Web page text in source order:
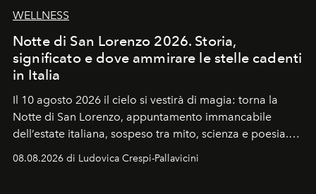
WELLNESS
Notte di San Lorenzo 2026. Storia,
significato e dove ammirare le stelle cadenti
in Italia
Il 10 agosto 2026 il cielo si vestirà di magia: torna la
Notte di San Lorenzo, appuntamento immancabile
dell’estate italiana, sospeso tra mito, scienza e poesia.
Sarà il momento in cui gli occhi si alzano verso la volta
celeste per seguire il passaggio delle
08.08.2026 di Ludovica Crespi-Pallavicini